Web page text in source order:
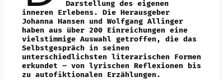
Darstellung des eigenen
inneren Erlebens. Die Herausgeber
Johanna Hansen und Wolfgang Allinger
haben aus über 200 Einreichungen eine
vielstimmige Auswahl getroffen, die das
Selbstgespräch in seinen
unterschiedlichsten literarischen Formen
erkundet – von lyrischen Reflexionen bis
zu autofiktionalen Erzählungen.